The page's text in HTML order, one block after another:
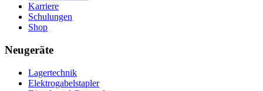
Karriere
Schulungen
Shop
Neugeräte
Lagertechnik
Elektrogabelstapler